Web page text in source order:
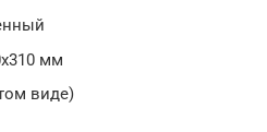
мм
виде)